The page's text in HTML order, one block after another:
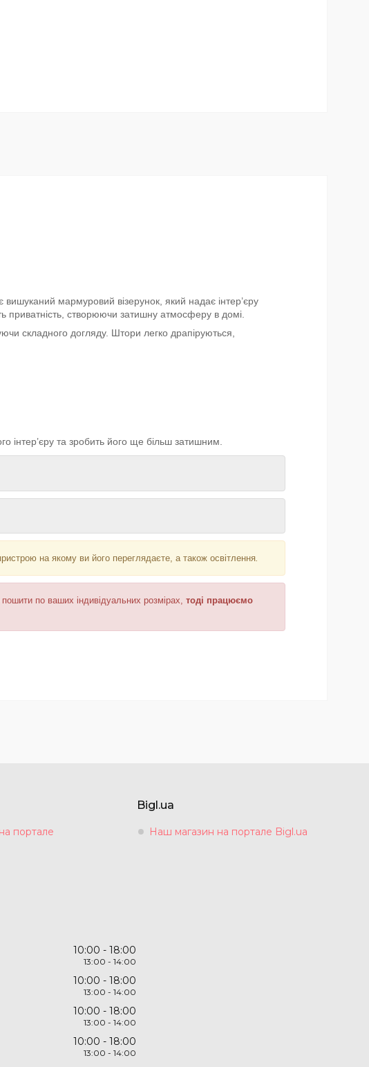
мармуровий візерунок, який надає інтер’єру
приватність, створюючи затишну атмосферу в домі.
складного догляду. Штори легко драпіруються,
інтер’єру та зробить його ще більш затишним.
на якому ви його переглядаєте, а також освітлення.
по ваших індивідуальних розмірах, тоді працюємо
портале
Bigl.ua
Наш магазин на портале Bigl.ua
10:00 18:00
13:00 14:00
10:00 18:00
13:00 14:00
10:00 18:00
13:00 14:00
10:00 18:00
13:00 14:00